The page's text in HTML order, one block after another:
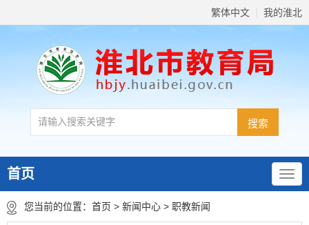
繁体中文 我的淮北
首页
您当前的位置： 首页 > 新闻中心 > 职教新闻